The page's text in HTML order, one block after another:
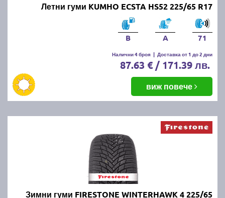
Летни гуми KUMHO ECSTA HS52 225/65 R17
B A 71
Налични 4 броя | Доставка от 1 до 2 дни
87.63 € / 171.39 лв.
виж повече
Зимни гуми FIRESTONE WINTERHAWK 4 225/65